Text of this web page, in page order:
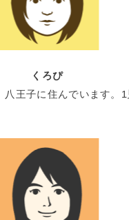
くろぴ
八王子に住んでいます。1